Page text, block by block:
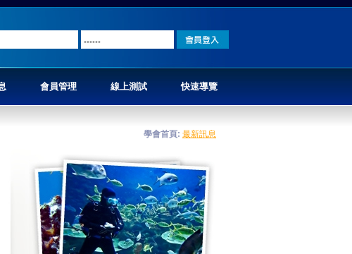
會員管理 線上測試 快速導覽
學會首頁: 最新訊息